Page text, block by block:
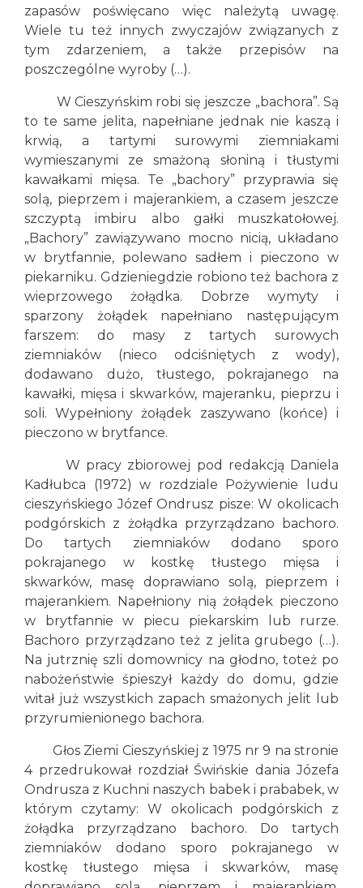
zapasów poświęcano więc należytą uwagę.
Wiele tu też innych zwyczajów związanych z
tym zdarzeniem, a także przepisów na
poszczególne wyroby (…).
W Cieszyńskim robi się jeszcze „bachora”. Są
to te same jelita, napełniane jednak nie kaszą i
krwią, a tartymi surowymi ziemniakami
wymieszanymi ze smażoną słoniną i tłustymi
kawałkami mięsa. Te „bachory” przyprawia się
solą, pieprzem i majerankiem, a czasem jeszcze
szczyptą imbiru albo gałki muszkatołowej.
„Bachory” zawiązywano mocno nicią, układano
w brytfannie, polewano sadłem i pieczono w
piekarniku. Gdzieniegdzie robiono też bachora z
wieprzowego żołądka. Dobrze wymyty i
sparzony żołądek napełniano następującym
farszem: do masy z tartych surowych
ziemniaków (nieco odciśniętych z wody),
dodawano dużo, tłustego, pokrajanego na
kawałki, mięsa i skwarków, majeranku, pieprzu i
soli. Wypełniony żołądek zaszywano (końce) i
pieczono w brytfance.
W pracy zbiorowej pod redakcją Daniela
Kadłubca (1972) w rozdziale Pożywienie ludu
cieszyńskiego Józef Ondrusz pisze: W okolicach
podgórskich z żołądka przyrządzano bachoro.
Do tartych ziemniaków dodano sporo
pokrajanego w kostkę tłustego mięsa i
skwarków, masę doprawiano solą, pieprzem i
majerankiem. Napełniony nią żołądek pieczono
w brytfannie w piecu piekarskim lub rurze.
Bachoro przyrządzano też z jelita grubego (…).
Na jutrznię szli domownicy na głodno, toteż po
nabożeństwie śpieszył każdy do domu, gdzie
witał już wszystkich zapach smażonych jelit lub
przyrumienionego bachora.
Głos Ziemi Cieszyńskiej z 1975 nr 9 na stronie
4 przedrukował rozdział Świńskie dania Józefa
Ondrusza z Kuchni naszych babek i prababek, w
którym czytamy: W okolicach podgórskich z
żołądka przyrządzano bachoro. Do tartych
ziemniaków dodano sporo pokrajanego w
kostkę tłustego mięsa i skwarków, masę